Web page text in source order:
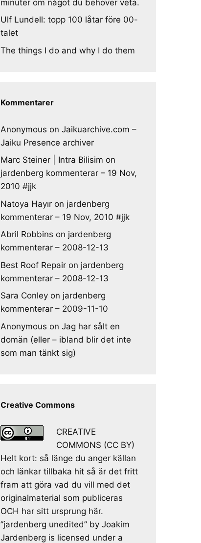
minuter om något du behöver veta.
Ulf Lundell: topp 100 låtar före 00-
talet
The things I do and why I do them
Kommentarer
Anonymous on Jaikuarchive.com –
Jaiku Presence archiver
Marc Steiner | Intra Bilisim on
jardenberg kommenterar – 19 Nov,
2010 #jjk
Natoya Hayır on jardenberg
kommenterar – 19 Nov, 2010 #jjk
Abril Robbins on jardenberg
kommenterar – 2008-12-13
Best Roof Repair on jardenberg
kommenterar – 2008-12-13
Sara Conley on jardenberg
kommenterar – 2009-11-10
Anonymous on Jag har sålt en
domän (eller – ibland blir det inte
som man tänkt sig)
Creative Commons
CREATIVE
COMMONS (CC BY)
Helt kort: så länge du anger källan
och länkar tillbaka hit så är det fritt
fram att göra vad du vill med det
originalmaterial som publiceras
OCH har sitt ursprung här.
”jardenberg unedited” by Joakim
Jardenberg is licensed under a